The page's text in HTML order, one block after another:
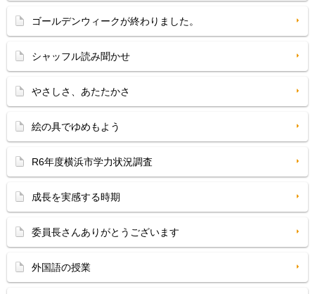
ゴールデンウィークが終わりました。
シャッフル読み聞かせ
やさしさ、あたたかさ
絵の具でゆめもよう
R6年度横浜市学力状況調査
成長を実感する時期
委員長さんありがとうございます
外国語の授業